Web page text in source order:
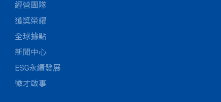
經營團隊
獲獎榮耀
全球據點
新聞中心
ESG永續發展
徵才啟事